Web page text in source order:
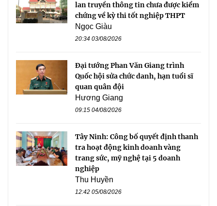
lan truyền thông tin chưa được kiểm
chứng về kỳ thi tốt nghiệp THPT
Ngọc Giàu
20:34 03/08/2026
Đại tướng Phan Văn Giang trình
Quốc hội sửa chức danh, hạn tuổi sĩ
quan quân đội
Hương Giang
09:15 04/08/2026
Tây Ninh: Công bố quyết định thanh
tra hoạt động kinh doanh vàng
trang sức, mỹ nghệ tại 5 doanh
nghiệp
Thu Huyền
12:42 05/08/2026